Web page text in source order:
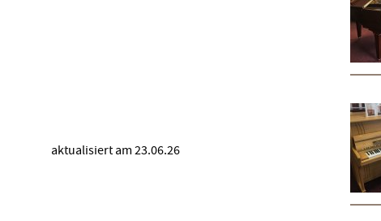
aktualisiert am 23.06.26